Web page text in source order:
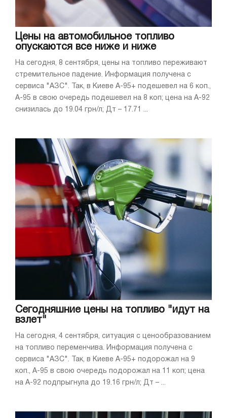
Цены на автомобильное топливо
опускаются все ниже и ниже
На сегодня, 8 сентября, цены на топливо переживают
стремительное падение. Информация получена с
сервиса "АЗС". Так, в Киеве А-95+ подешевел на 6 коп.,
А-95 в свою очередь подешевел на 8 коп; цена на А-92
снизилась до 19.04 грн/л; Дт – 17.71 ...
Сегодняшние цены на топливо "идут на
взлет"
На сегодня, 4 сентября, ситуация с ценообразованием
на топливо переменчива. Информация получена с
сервиса "АЗС". Так, в Киеве А-95+ подорожал на 9
коп., А-95 в свою очередь подорожал на 11 коп; цена
на А-92 подпрыгнула до 19.16 грн/л; Дт – ...